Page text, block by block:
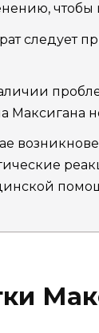
чтобы
следует
Максигана